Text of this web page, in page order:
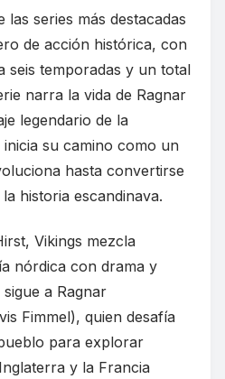
las series más destacadas
de acción histórica, con
seis temporadas y un total
narra la vida de Ragnar
legendario de la
su camino como un
hasta convertirse
historia escandinava.
Vikings mezcla
nórdica con drama y
a Ragnar
Fimmel), quien desafía
para explorar
y la Francia